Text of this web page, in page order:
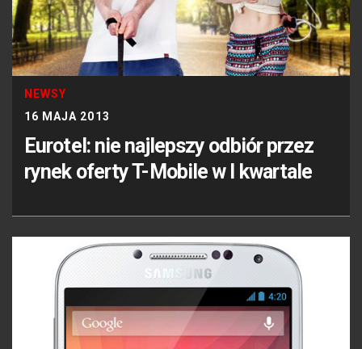
NEWSY
16 MAJA 2013
Eurotel: nie najlepszy odbiór przez
rynek oferty T-Mobile w I kwartale